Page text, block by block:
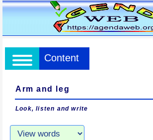
Content
Arm and leg
Look, listen and write